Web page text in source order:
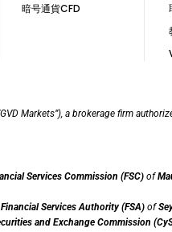
暗号通貨CFD
Markets”), a brokerage firm
Services Commission (FSC) of
Financial Services Authority (FSA) of
and Exchange Commission